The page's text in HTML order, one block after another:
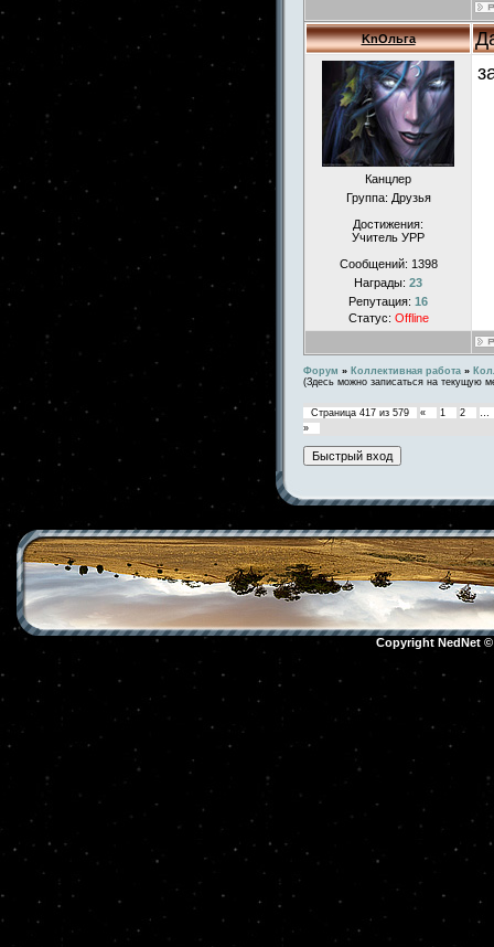
KnОльга
Канцлер
Группа: Друзья
Достижения:
Учитель УРР
Сообщений: 1398
Награды: 23
Репутация: 16
Статус: Offline
Форум » Коллективная работа »
(Здесь можно записаться на текущую
Страница 417 из 579 « 1 2
…
»
Copyright NedNet